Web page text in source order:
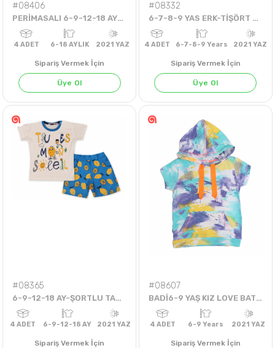
#08406
PERİMASALI 6-9-12-18 AYLIK DÖNEN PUL AYILI TAYTLI TKM
6-18 AYLIK 2021 YAZ
Sipariş Vermek İçin
Üye Ol
#08332
6-7-8-9 YAS ERK-TİŞÖRT -CEPLİ FUTURE
ADET 6-7-8-9 Years
Sipariş Vermek İçin
Üye Ol
#08365
6-9-12-18 AY-ŞORTLU TAKIM-LEMON
Sipariş Vermek İçin
#08607
BADİ6-9 YAŞ KIZ LOVE BATİKLİ BADİ
Sipariş Vermek İçin